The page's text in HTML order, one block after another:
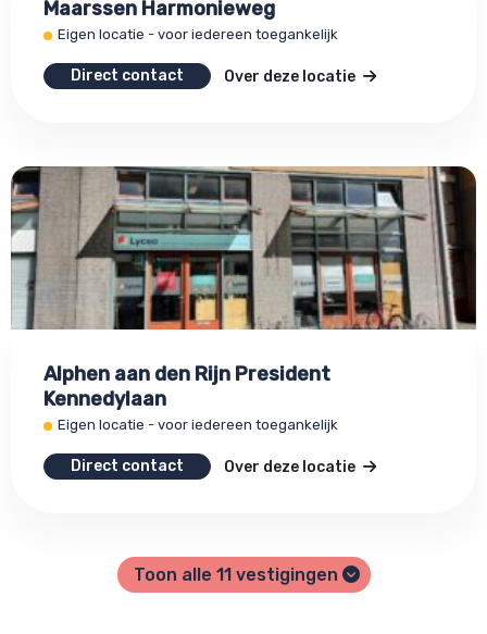
Maarssen Harmonieweg
Eigen locatie - voor iedereen toegankelijk
Direct contact Over deze locatie
Alphen aan den Rijn President
Kennedylaan
Eigen locatie - voor iedereen toegankelijk
Direct contact Over deze locatie
Toon alle 11 vestigingen